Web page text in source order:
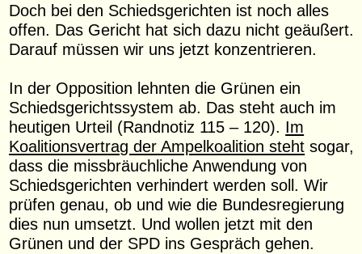
Doch bei den Schiedsgerichten ist noch alles
offen. Das Gericht hat sich dazu nicht geäußert.
Darauf müssen wir uns jetzt konzentrieren.
In der Opposition lehnten die Grünen ein
Schiedsgerichtssystem ab. Das steht auch im
heutigen Urteil (Randnotiz 115 – 120). Im
Koalitionsvertrag der Ampelkoalition steht sogar,
dass die missbräuchliche Anwendung von
Schiedsgerichten verhindert werden soll. Wir
prüfen genau, ob und wie die Bundesregierung
dies nun umsetzt. Und wollen jetzt mit den
Grünen und der SPD ins Gespräch gehen.